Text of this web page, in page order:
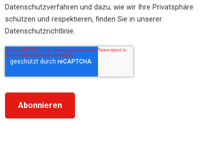
Datenschutzverfahren und dazu, wie wir Ihre Privatsphäre
schützen und respektieren, finden Sie in unserer
Datenschutzrichtlinie.